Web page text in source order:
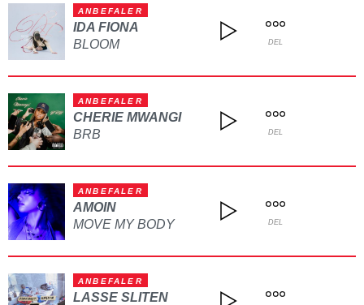
ANBEFALER
IDA FIONA
BLOOM
DEL
ANBEFALER
CHERIE MWANGI
BRB
DEL
ANBEFALER
AMOIN
MOVE MY BODY
DEL
ANBEFALER
LASSE SLITEN